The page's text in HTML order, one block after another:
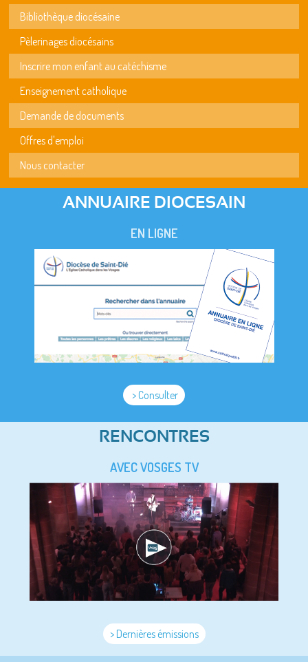
Bibliothèque diocésaine
Pèlerinages diocésains
Inscrire mon enfant au catéchisme
Enseignement catholique
Demande de documents
Offres d'emploi
Nous contacter
ANNUAIRE DIOCESAIN
EN LIGNE
> Consulter
RENCONTRES
AVEC VOSGES TV
> Dernières émissions